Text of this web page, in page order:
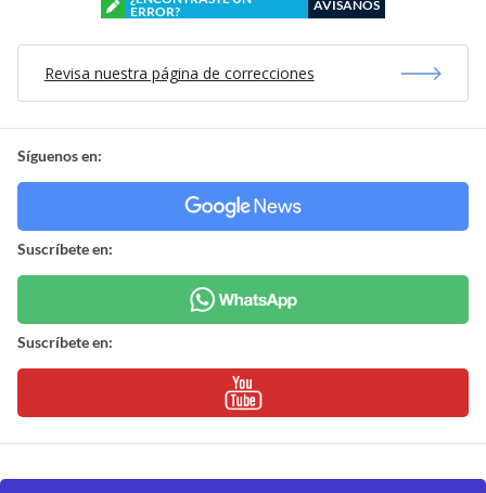
ERROR?
AVÍSANOS
Revisa nuestra página de correcciones
Síguenos en:
Suscríbete en:
Suscríbete en: